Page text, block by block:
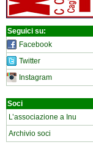
Seguici su:
Facebook
Twitter
Instagram
Soci
L’associazione a Inu
Archivio soci